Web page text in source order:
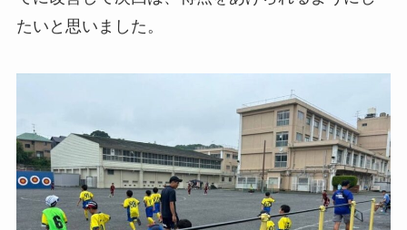
たいと思いました。